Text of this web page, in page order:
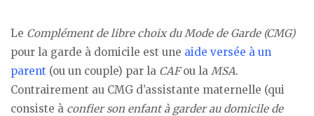
Le Complément de libre choix du Mode de Garde (CMG)
pour la garde à domicile est une aide versée à un
parent (ou un couple) par la CAFou la MSA.
Contrairement au CMG d’assistante maternelle (qui
consiste à confier son enfant à garder au domicile de